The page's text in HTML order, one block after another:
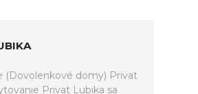
(Dovolenkové domy) Privat
Privat Lubika sa